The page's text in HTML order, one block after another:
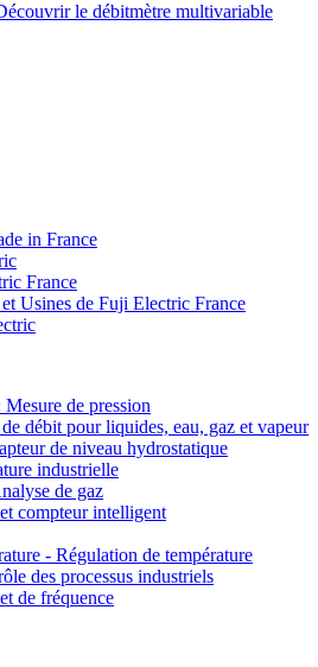
le débitmètre multivariable
in France
France
Usines de Fuji Electric France
de pression
débit pour liquides, eau, gaz et vapeur
de niveau hydrostatique
industrielle
de gaz
compteur intelligent
- Régulation de température
des processus industriels
de fréquence